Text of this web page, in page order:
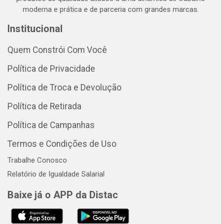
moderna e prática e de parceria com grandes marcas.
Institucional
Quem Constrói Com Você
Política de Privacidade
Política de Troca e Devolução
Política de Retirada
Política de Campanhas
Termos e Condições de Uso
Trabalhe Conosco
Relatório de Igualdade Salarial
Baixe já o APP da Distac